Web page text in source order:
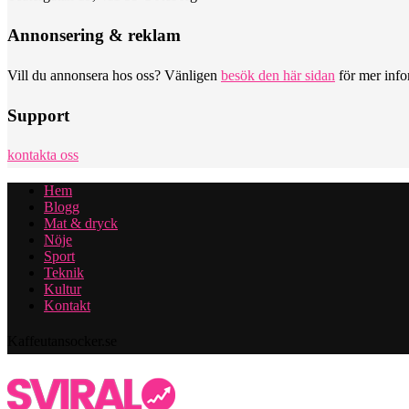
Annonsering & reklam
Vill du annonsera hos oss? Vänligen besök den här sidan för mer
Support
kontakta oss
Hem
Blogg
Mat & dryck
Nöje
Sport
Teknik
Kultur
Kontakt